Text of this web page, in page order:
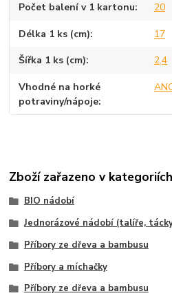
Počet balení v 1 kartonu 20
Délka 1 ks (cm) 17
Šířka 1 ks (cm) 2,4
Vhodné na horké
potraviny/nápoje
Zboží zařazeno v kategoriích
BIO nádobí
Jednorázové nádobí (talíře,
Příbory ze dřeva a bambusu
Příbory a míchačky
Příbory ze dřeva a bambusu